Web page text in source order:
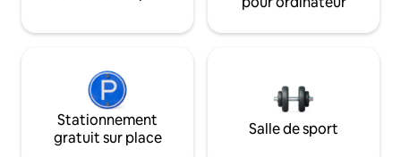
Stationnement
gratuit sur place
Salle de sport